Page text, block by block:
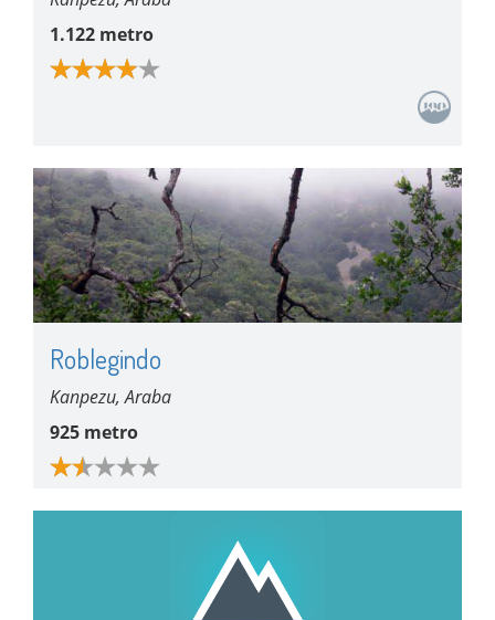
1.122 metro
Roblegindo
Kanpezu, Araba
925 metro